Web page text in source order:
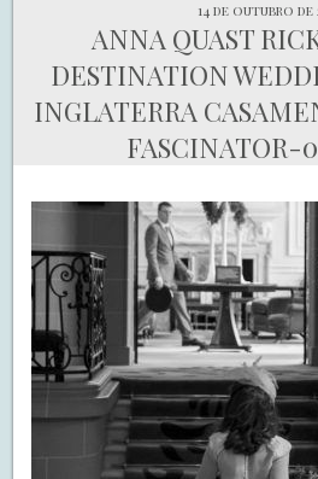
14 de outubro de
ANNA QUAST
DESTINATION
INGLATERRA
FASCINATOR-